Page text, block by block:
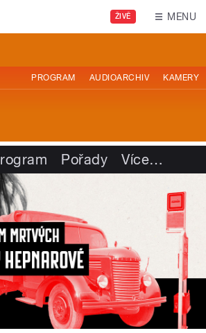
ŽIVĚ MENU
PROGRAM AUDIOARCHIV KAMERY
Pořady Více…